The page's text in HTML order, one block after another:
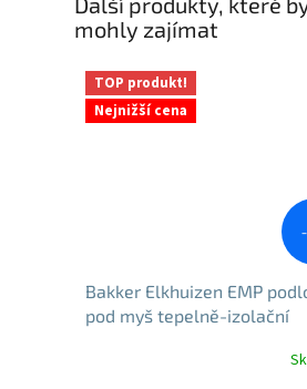
mohly zajímat
TOP produkt!
Nejnižší cena
Bakker Elkhuizen EMP
pod myš tepelně-izolační